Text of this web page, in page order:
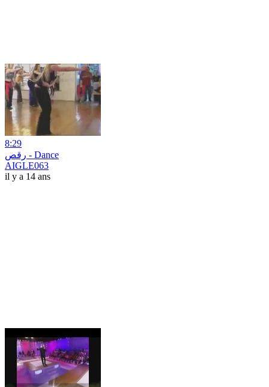
8:29
رقص - Dance
AIGLE063
il y a 14 ans